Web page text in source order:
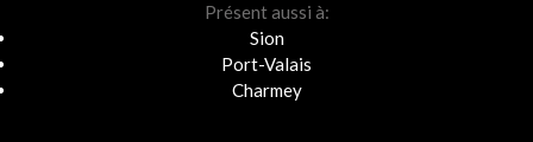
Présent aussi à:
Sion
Port-Valais
Charmey